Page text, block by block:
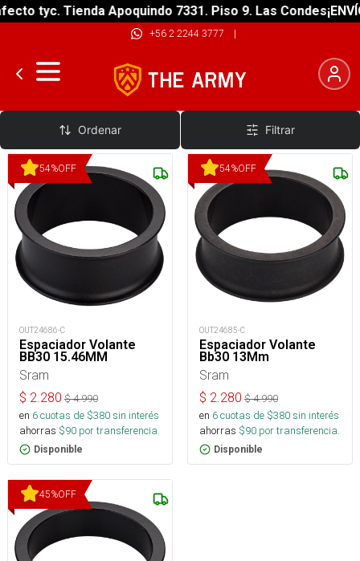
tyc. Tienda Apoquindo 7331. Piso 9. Las Condes
+56 2 2244 3777 |
Espaciadores De Direccion
Ordenar Filtrar
54%OFF
OUT24686-C
Espaciador Volante
BB30 15.46MM
Sram
$ 2.280 $4.990
en 6cuotas de $380sin interés
ahorras $90 por transferencia.
Disponible
54%OFF
OUT24685-C
Espaciador Volante
Bb30 13Mm
Sram
$ 2.280 $4.990
en 6cuotas de $380sin interés
ahorras $90 por transferencia.
Disponible
45%OFF